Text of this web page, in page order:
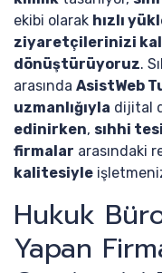
ekibi olarak hızlı
ziyaretçilerinizi
dönüştürüyoruz.
arasında AsistWeb
uzmanlığıyla dijital
edinirken, sıhhi
firmalar arasındaki
kalitesiyle
Hukuk
Yapan